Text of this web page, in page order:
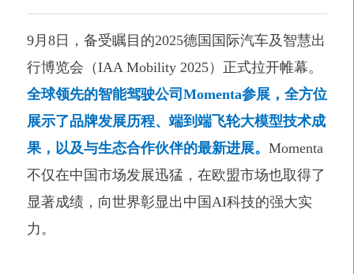
9月8日，备受瞩目的2025德国国际汽车及智慧出
行博览会（IAA Mobility 2025）正式拉开帷幕。
全球领先的智能驾驶公司Momenta参展，全方位
展示了品牌发展历程、端到端飞轮大模型技术成
果，以及与生态合作伙伴的最新进展。 Momenta
不仅在中国市场发展迅猛，在欧盟市场也取得了
显著成绩，向世界彰显出中国AI科技的强大实
力。